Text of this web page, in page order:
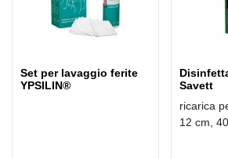
Set per lavaggio ferite
YPSILIN®
Savett
ricarica
12 cm,